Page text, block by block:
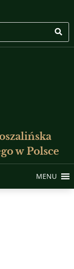
w Polsce
MENU